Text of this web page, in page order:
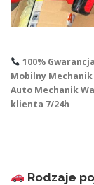
100%
Mobilny Mechanik
Auto Mechanik
klienta 7/24h
Rodzaje